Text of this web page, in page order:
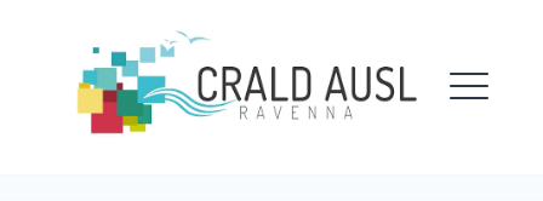
contentCrald Ausl Ravenna